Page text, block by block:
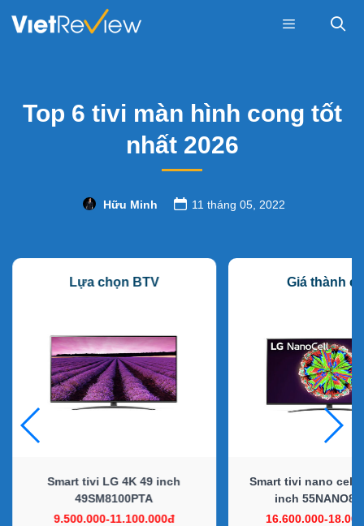
Top 6 tivi màn hình cong tốt
nhất 2026
Hữu Minh 11 tháng 05, 2022
Lựa chọn BTV
Smart tivi LG 4K 49 inch
49SM8100PTA
9.500.000-11.100.000đ
Giá thành
Smart tivi nano cell
inch
16.600.000-